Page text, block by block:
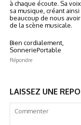
à chaque écoute. Sa
sa musique, créant
beaucoup de nous
de la scène musicale.
Bien cordialement,
SonneriePortable
Répondre
LAISSEZ UNE